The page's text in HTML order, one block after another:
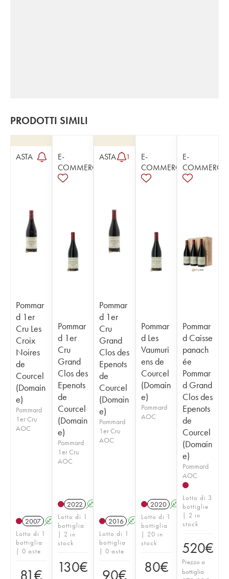
PRODOTTI SIMILI
ASTA
Pommar
d 1er
Cru Les
Croix
Noires
de
Courcel
(Domain
e)
Pommard
1er Cru
AOC
2007 A
Lotto di 1
bottiglia
| 0 aste
81€
E-
COMMERCE
Pommar
d 1er
Cru
Grand
Clos des
Epenots
de
Courcel
(Domain
e)
Pommard
1er Cru
AOC
2022 A
Lotto di 1
bottiglia
| 2 in
stock
130€
ASTA 1
Pommar
d 1er
Cru
Grand
Clos des
Epenots
de
Courcel
(Domain
e)
Pommard
1er Cru
AOC
2016 A
Lotto di 1
bottiglia
| 0 aste
90€
E-
COMMERCE
Pommar
d Les
Vaumuri
ens de
Courcel
(Domain
e)
Pommard
AOC
2020 A
Lotto di 1
bottiglia
| 20 in
stock
80€
E-
COMMERCE
Pommar
d Caisse
panach
ée
Pommar
d Grand
Clos des
Epenots
de
Courcel
(Domain
e)
Pommard
AOC
Lotto di 3
bottiglie
| 2 in
stock
520€
Prezzo a
bottiglia